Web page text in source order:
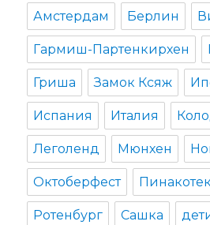
Амстердам Берлин
Гармиш-Партенкирхен
Гриша Замок Ксяж
Испания Италия
Леголенд Мюнхен
Октоберфест
Ротенбург Сашка